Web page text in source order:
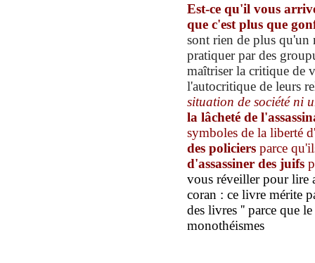
Est-ce qu'il vous
que c'est plus que
sont rien de plus qu'un
pratiquer par des
maîtriser la critique de
l'autocritique de leurs
situation de société ni
la lâcheté de l'assassin
symboles de la liberté
des policiers parce
d'assassiner des juifs
vous réveillerpour lire
coran : ce livre mérite
des livres '' parce que
monothéismes